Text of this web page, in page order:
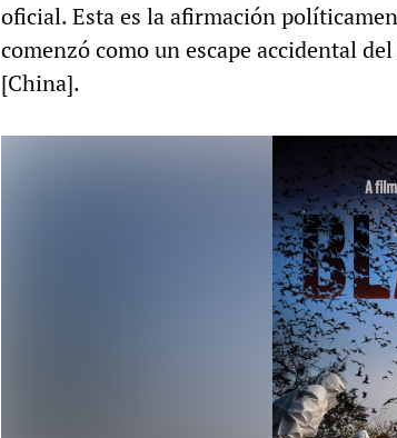
oficial. Esta es la afirmación
comenzó como un escape accidental
[China].